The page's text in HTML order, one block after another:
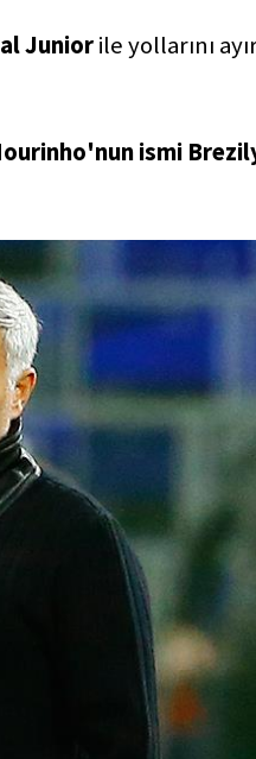
Juniorile yollarını
ismi